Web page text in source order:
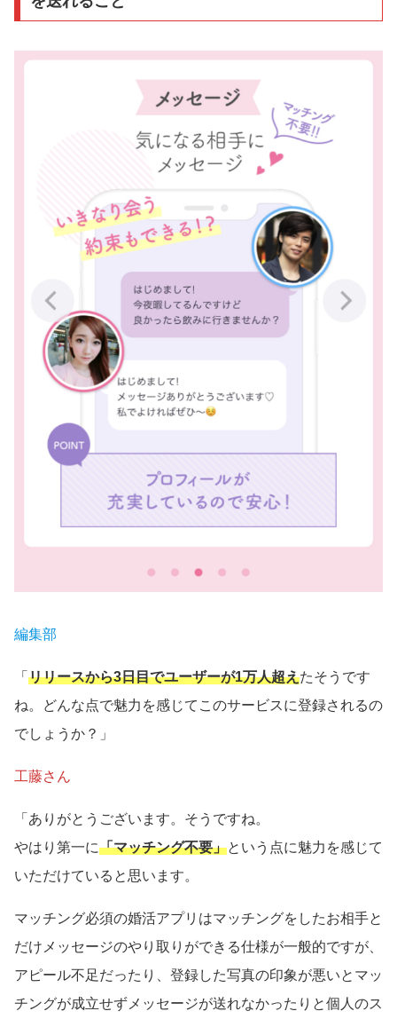
編集部
「 リリースから3日目でユーザーが1万人超えたそうです
ね。どんな点で魅力を感じてこのサービスに登録されるの
でしょうか？」
工藤さん
「ありがとうございます。そうですね。
やはり第一に「マッチング不要」という点に魅力を感じて
いただけていると思います。
マッチング必須の婚活アプリはマッチングをしたお相手と
だけメッセージのやり取りができる仕様が一般的ですが、
アピール不足だったり、登録した写真の印象が悪いとマッ
チングが成立せずメッセージが送れなかったりと個人のス